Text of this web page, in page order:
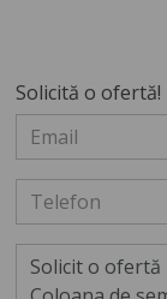
Solicită o ofertă!